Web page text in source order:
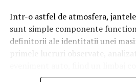
Până pe 23 februarie, toți
cumpărat bilet la filmul „În pielea
achiziției biletului la cinema în
Intr-o astfel de atmosfera,
sunt simple componente
definitorii ale identitatii unei
primele lucruri observate,
rent a car, indiferent de varsta